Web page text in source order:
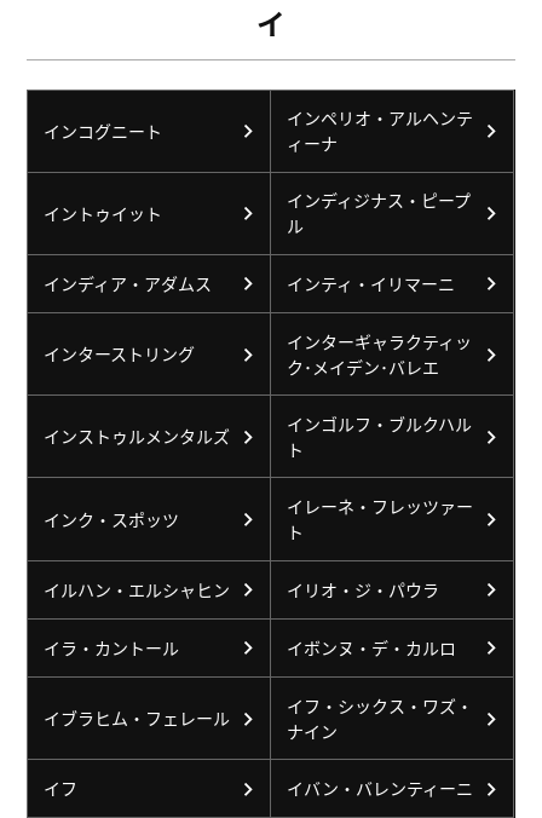
イ
インコグニート
インペリオ・アルヘンテ
ィーナ
イントゥイット
インディジナス・ピープ
ル
インディア・アダムス インティ・イリマーニ
インターストリング
インターギャラクティッ
ク･メイデン･バレエ
インストゥルメンタルズ
インゴルフ・ブルクハル
ト
インク・スポッツ
イレーネ・フレッツァー
ト
イルハン・エルシャヒン イリオ・ジ・パウラ
イラ・カントール イボンヌ・デ・カルロ
イブラヒム・フェレール
イフ・シックス・ワズ・
ナイン
イフ イバン・バレンティーニ